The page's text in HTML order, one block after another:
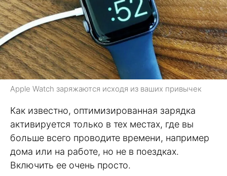
Apple Watch заряжаются исходя из ваших привычек
Как известно, оптимизированная зарядка
активируется только в тех местах, где вы
больше всего проводите времени, например
дома или на работе, но не в поездках.
Включить ее очень просто.